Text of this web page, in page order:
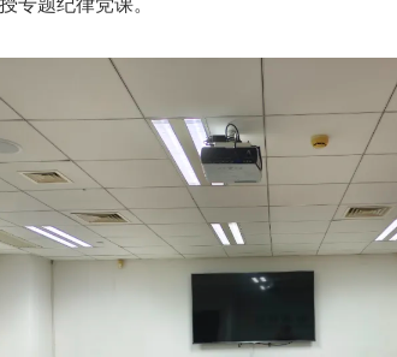
专题纪律党课。